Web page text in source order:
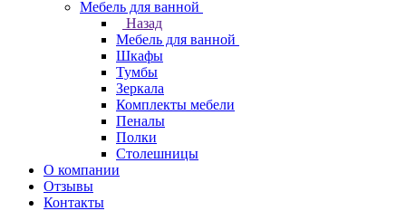
Мебель для ванной
Назад
Мебель для ванной
Шкафы
Тумбы
Зеркала
Комплекты мебели
Пеналы
Полки
Столешницы
О компании
Отзывы
Контакты